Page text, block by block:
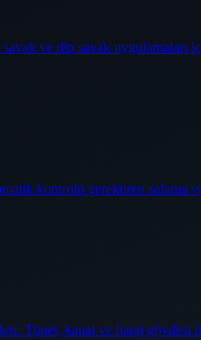
ve dip savak uygulamaları
kontrolü gerektiren sulama
Tünel, kanal ve baraj gövdesi